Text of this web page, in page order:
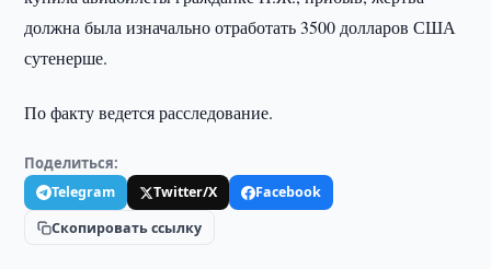
должна была изначально отработать 3500 долларов США
сутенерше.
По факту ведется расследование.
Поделиться:
Telegram Twitter/X
Facebook
Скопировать ссылку